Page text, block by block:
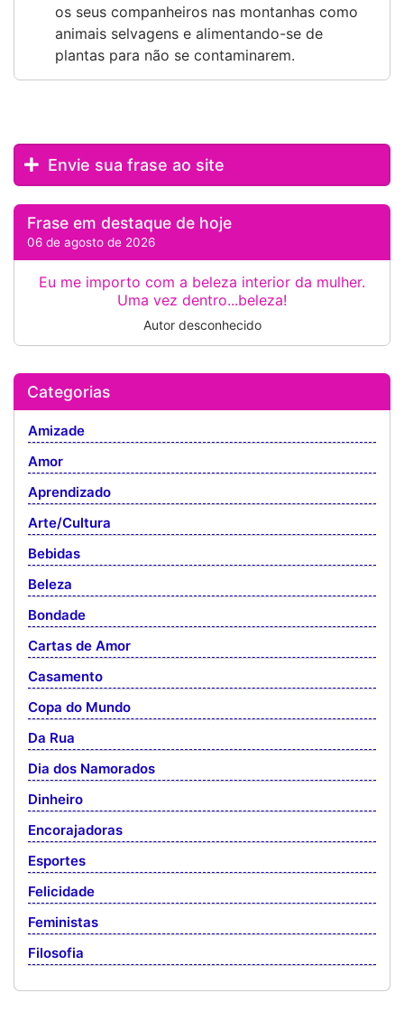
os seus companheiros nas montanhas como
animais selvagens e alimentando-se de
plantas para não se contaminarem.
Envie sua frase ao site
Frase em destaque de hoje
06 de agosto de 2026
Eu me importo com a beleza interior da mulher.
Uma vez dentro...beleza!
Autor desconhecido
Categorias
Amizade
Amor
Aprendizado
Arte/Cultura
Bebidas
Beleza
Bondade
Cartas de Amor
Casamento
Copa do Mundo
Da Rua
Dia dos Namorados
Dinheiro
Encorajadoras
Esportes
Felicidade
Feministas
Filosofia